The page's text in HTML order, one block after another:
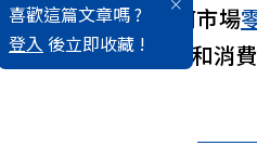
喜歡這篇文章嗎 ?
登入 後立即收藏 !
攻台四個月，為何市場
月不增反降？為何和消